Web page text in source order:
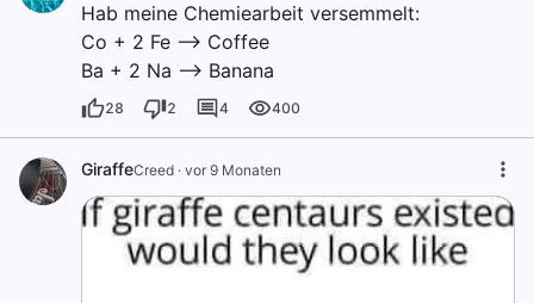
Hab meine Chemiearbeit versemmelt:
Co + 2 Fe --> Coffee
Ba + 2 Na --> Banana
28 2 4 400
GiraffeCreed · vor 9 Monaten